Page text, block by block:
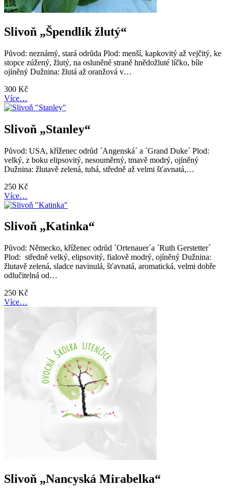
Slivoň „Špendlík žlutý“
Původ: neznámý, stará odrůda Plod: menší, kapkovitý až vejčitý, ke
stopce zúžený, žlutý, na osluněné straně hnědožluté líčko, bíle
ojíněný Dužnina: žlutá až oranžová v…
300 Kč
Více…
Slivoň „Stanley“
Původ: USA, kříženec odrůd ´Angenská´ a ´Grand Duke´ Plod:
velký, z boku elipsovitý, nesouměrný, tmavě modrý, ojíněný
Dužnina: žlutavě zelená, tuhá, středně až velmi šťavnatá,…
250 Kč
Více…
Slivoň „Katinka“
Původ: Německo, kříženec odrůd ´Ortenauer´a ´Ruth Gerstetter´
Plod: středně velký, elipsovitý, fialově modrý, ojíněný Dužnina:
žlutavě zelená, sladce navinulá, šťavnatá, aromatická, velmi dobře
odlučitelná od…
250 Kč
Více…
Slivoň „Nancyská Mirabelka“